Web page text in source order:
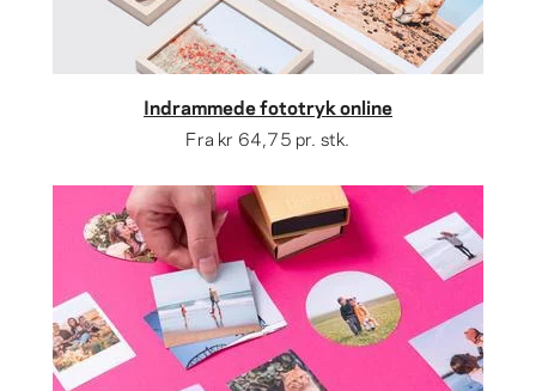
Indrammede fototryk online
Fra kr 64,75 pr. stk.